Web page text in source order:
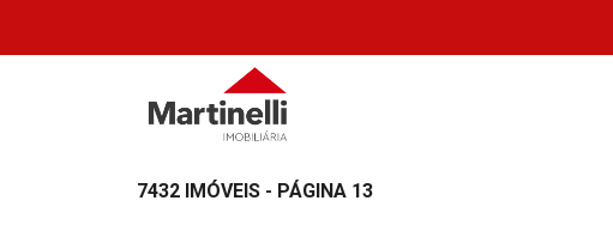
7432 IMÓVEIS - PÁGINA 13